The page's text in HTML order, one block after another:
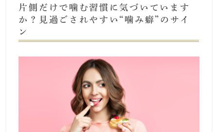
片側だけで噛む習慣に気づいています
か？見過ごされやすい“噛み癖”のサイ
ン